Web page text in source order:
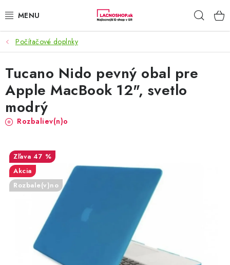
na
NAŠE AKCIE!
NAŠE NOVINKY!
POTRAVINY
DOMÁCNOSŤ
NÁBYTOK
ELEKTRO
OBLEČENIE A MÓDA
TOTÁLNA LIKVIDÁCIA
Počítačové doplnky
Tucano Nido pevný obal pre
Apple MacBook 12", svetlo
modrý
Rozbaliev(n)o
47 %
Akcia
Rozbale(v)no